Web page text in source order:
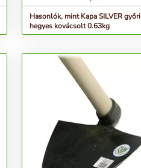
Hasonlók, mint Kapa SILVER győri
hegyes kovácsolt 0.63kg